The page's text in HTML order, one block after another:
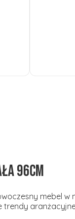
96cm
mebel w
trendy